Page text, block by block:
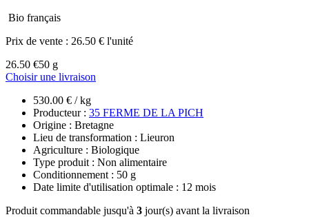
Bio français
Prix de vente : 26.50 € l'unité
26.50 €50 g
Choisir une livraison
530.00 € / kg
Producteur : 35 FERME DE LA PICH
Origine : Bretagne
Lieu de transformation : Lieuron
Agriculture : Biologique
Type produit : Non alimentaire
Conditionnement : 50 g
Date limite d'utilisation optimale : 12 mois
Produit commandable jusqu'à 3 jour(s) avant la livraison